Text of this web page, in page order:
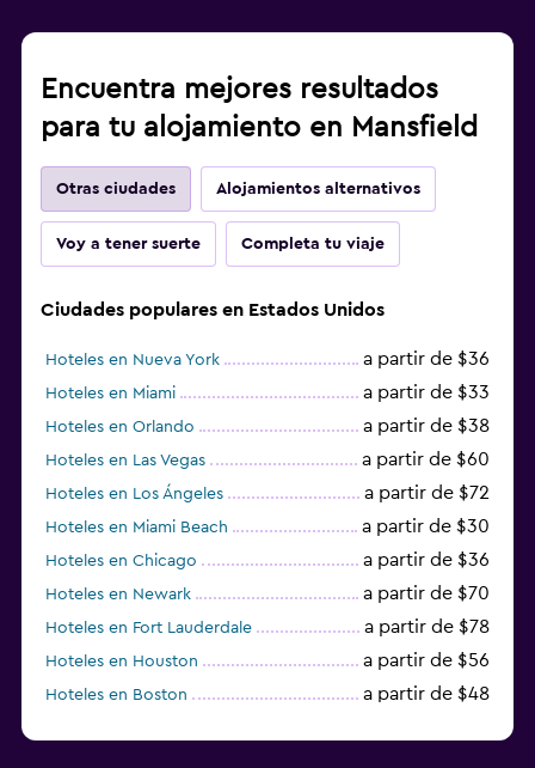
Encuentra mejores resultados
para tu alojamiento en Mansfield
Otras ciudades Alojamientos alternativos
Voy a tener suerte Completa tu viaje
Ciudades populares en Estados Unidos
Hoteles en Nueva York a partir de $36
Hoteles en Miami a partir de $33
Hoteles en Orlando a partir de $38
Hoteles en Las Vegas a partir de $60
Hoteles en Los Ángeles a partir de $72
Hoteles en Miami Beach a partir de $30
Hoteles en Chicago a partir de $36
Hoteles en Newark a partir de $70
Hoteles en Fort Lauderdale a partir de $78
Hoteles en Houston a partir de $56
Hoteles en Boston a partir de $48